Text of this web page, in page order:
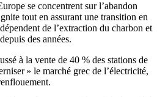
se concentrent sur l’abandon
tout en assurant une transition en
de l’extraction du charbon et
des années.
à la vente de 40 % des stations de
» le marché grec de l’électricité,